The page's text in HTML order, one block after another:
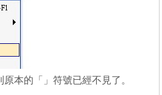
本的「」符號已經不見了。